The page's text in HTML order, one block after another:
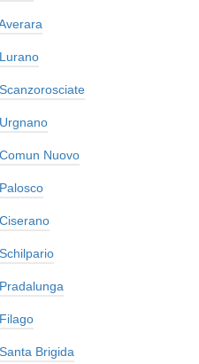
Nuovo
Brigida